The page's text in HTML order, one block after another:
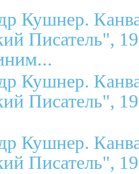
Кушнер.
Писатель",
Кушнер.
Писатель",
Кушнер.
Писатель",